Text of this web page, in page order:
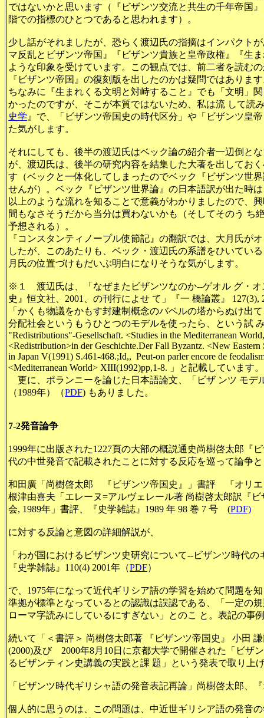
ではないかと思います（『ビザンツ交流と共生の千年帝国
階での指標のひとつであると思われます）。
少し話がそれましたが、恐らく渡辺氏の指摘はインパクト
マ反乱とビザンツ帝国』『ビザンツ貴族と皇帝政権』『生
ような印象を受けています。この観点では、前二者を読む
『ビザンツ帝国』の復刻版を出したのかは疑問ではありま
ちなみに『生まれくる文明と対峙すること』でも「文明」
かったのですが、そこが本質ではないため、私は流 して読
史学 』で、「ビザンツ帝国史の時代区分」や「ビザンツ皇
た気がします。
それにしても、後半の渡辺氏はベック論の紹介者一辺倒と
が、渡辺氏は、後半の研究内容を結集した大著を出してお
す（ベックと一体化してしまったのでベック『ビザンツ世
せんが）。ベック『ビザンツ世界論』の日本語訳が出た時
以上のような流れを知ることで意義がわかりましたので、
間もなさそうだから当分は買わないかも（そしてそのう ち
予想される）。
『コンスタンティノープル使節記』の翻訳では、大月氏が
したが、このあたりも、ベック・渡辺氏の系譜をひいてい
月氏の位置づけもだいぶ明白になりそうな気がします。
※１ 渡辺氏は、
「なぜまたビザンツなのか--ゲオル グ・
史』恒文社、2001、の刊行によせ て」
『一 橋論叢』
127(3),
「かくも物議をかもす封建制概念のバベルの塔からぬけ出
分配社会というもうひとつのモデルを使ったら、という試
"Redistributions"-Gesellschaft. <Studies in the Mediterranean
<Redistribution>in der Geschichte.Der Fall Byzantz. <New
in Japan V(1991) S.461-468.;Id,, Peut-on parler encore de
<Mediterranean World> XIII(1992)pp,1-8. 」と記載しています
更に、ポランニーを論じた日本語論文、「ビザ ンツ モデ
（1989年）（PDF) もありました。
7-2発音論争
1999年に出版された1227頁の大部の概説通史尚樹啓太郎『
代の中世発音で記載されたことに対する反応を巡って論争
和田廣「尚樹啓太郎 『ビザンツ帝国史』」書評 『オリエ
根津由喜夫 「エレーヌ=アルヴェレール著 尚樹啓太郎訳『
会, 1989年」書評、
『史学雑誌』 1989 年 98 巻 7 号 (PDF)
に対する反論と意図の詳細解説が、
「わが国におけるビザンツ史研究について--ビザンツ時代
『史学雑誌』 110(4) 2001年（PDF）
で、1975年になって近代ギリシア語の学習を始めて問題を
準拠が標準となっているとの認識は誤認である、「一定の
ローマ字読みにしているにすぎない」とのこ と。表記の事
続いて「＜書評＞ 尚樹啓太郎著 『ビザンツ帝国史』 小田
(2000)及び 2000年8月10日に京都大学で開催された「ビザ
るビザンティン史講義の実践と課 題」という発表で取り上
「ビザンツ時代ギリシャ語の発音表記再論」尚樹啓太郎、
個人的に思うのは、この問題は、中近世ギリシア語の発音